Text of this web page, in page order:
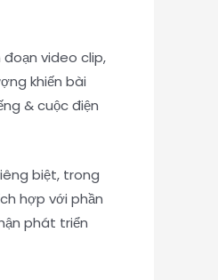
video clip,
khiến bài
& cuộc điện
biệt, trong
hợp với phần
phát triển